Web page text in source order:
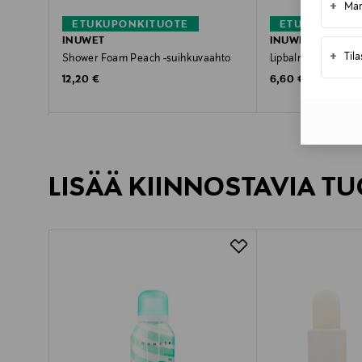
+
+
ETUKUPONKITUOTE
INUWET
Shower Foam Peach -suihkuvaahto
Original Price
12,20 €
INUWET
Lipbalm Vanilla
Original Price
6,60 €
LISÄÄ KIINNOSTAVIA